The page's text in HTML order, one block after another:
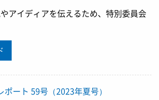
アイディアを伝えるため、特別委員会
ート 59号（2023年夏号）